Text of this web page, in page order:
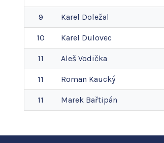
9 Karel Doležal
10 Karel Dulovec
11 Aleš Vodička
11 Roman Kaucký
11 Marek Bařtipán